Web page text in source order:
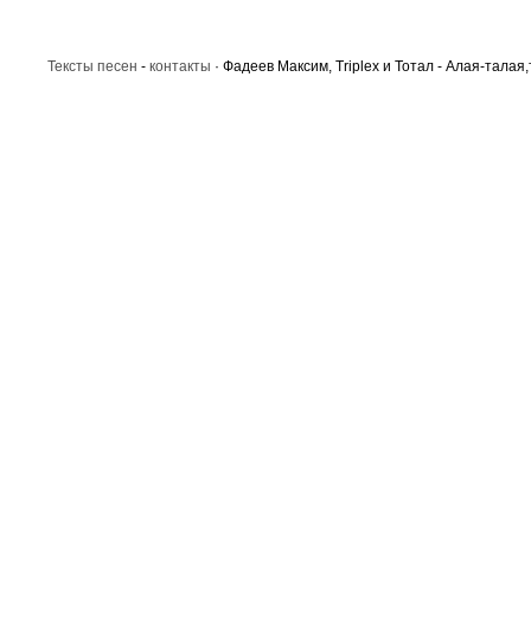
Тексты песен - контакты · Фадеев Максим, Triplex и Тотал - Алая-